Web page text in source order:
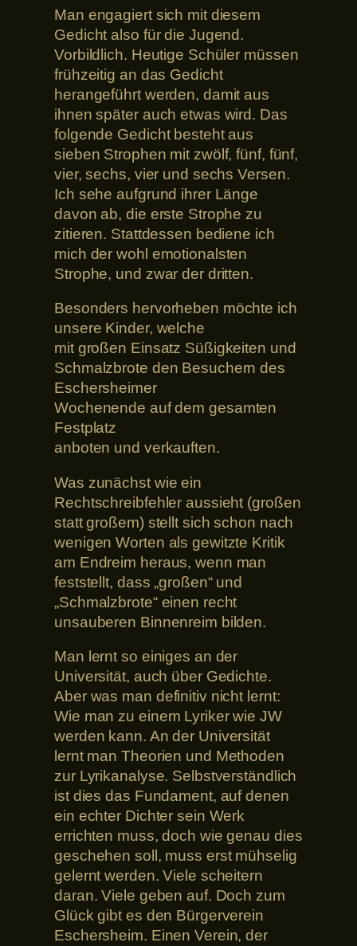
Man engagiert sich mit diesem
Gedicht also für die Jugend.
Vorbildlich. Heutige Schüler müssen
frühzeitig an das Gedicht
herangeführt werden, damit aus
ihnen später auch etwas wird. Das
folgende Gedicht besteht aus
sieben Strophen mit zwölf, fünf, fünf,
vier, sechs, vier und sechs Versen.
Ich sehe aufgrund ihrer Länge
davon ab, die erste Strophe zu
zitieren. Stattdessen bediene ich
mich der wohl emotionalsten
Strophe, und zwar der dritten.
Besonders hervorheben möchte ich
unsere Kinder, welche
mit großen Einsatz Süßigkeiten und
Schmalzbrote den Besuchern des
Eschersheimer
Wochenende auf dem gesamten
Festplatz
anboten und verkauften.
Was zunächst wie ein
Rechtschreibfehler aussieht (großen
statt großem) stellt sich schon nach
wenigen Worten als gewitzte Kritik
am Endreim heraus, wenn man
feststellt, dass „großen“ und
„Schmalzbrote“ einen recht
unsauberen Binnenreim bilden.
Man lernt so einiges an der
Universität, auch über Gedichte.
Aber was man definitiv nicht lernt:
Wie man zu einem Lyriker wie JW
werden kann. An der Universität
lernt man Theorien und Methoden
zur Lyrikanalyse. Selbstverständlich
ist dies das Fundament, auf denen
ein echter Dichter sein Werk
errichten muss, doch wie genau dies
geschehen soll, muss erst mühselig
gelernt werden. Viele scheitern
daran. Viele geben auf. Doch zum
Glück gibt es den Bürgerverein
Eschersheim. Einen Verein, der